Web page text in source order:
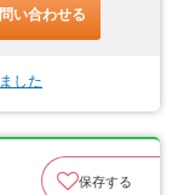
い合わせる
した
保存する